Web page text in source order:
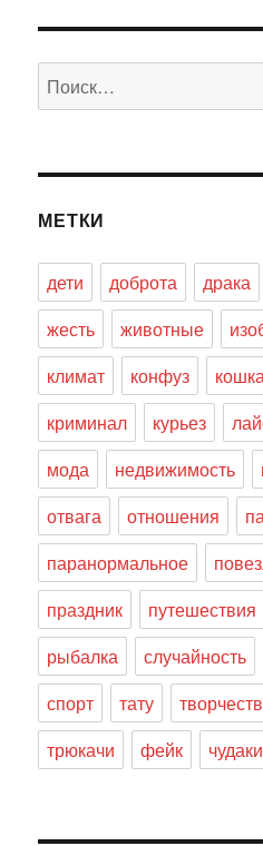
Искать:
МЕТКИ
дети доброта драка
жесть
животные
климат
конфуз
криминал
курьез
мода
недвижимость
отвага
отношения
паранормальное
праздник
путешествия
рыбалка
случайность
спорт
тату
трюкачи
фейк чудаки